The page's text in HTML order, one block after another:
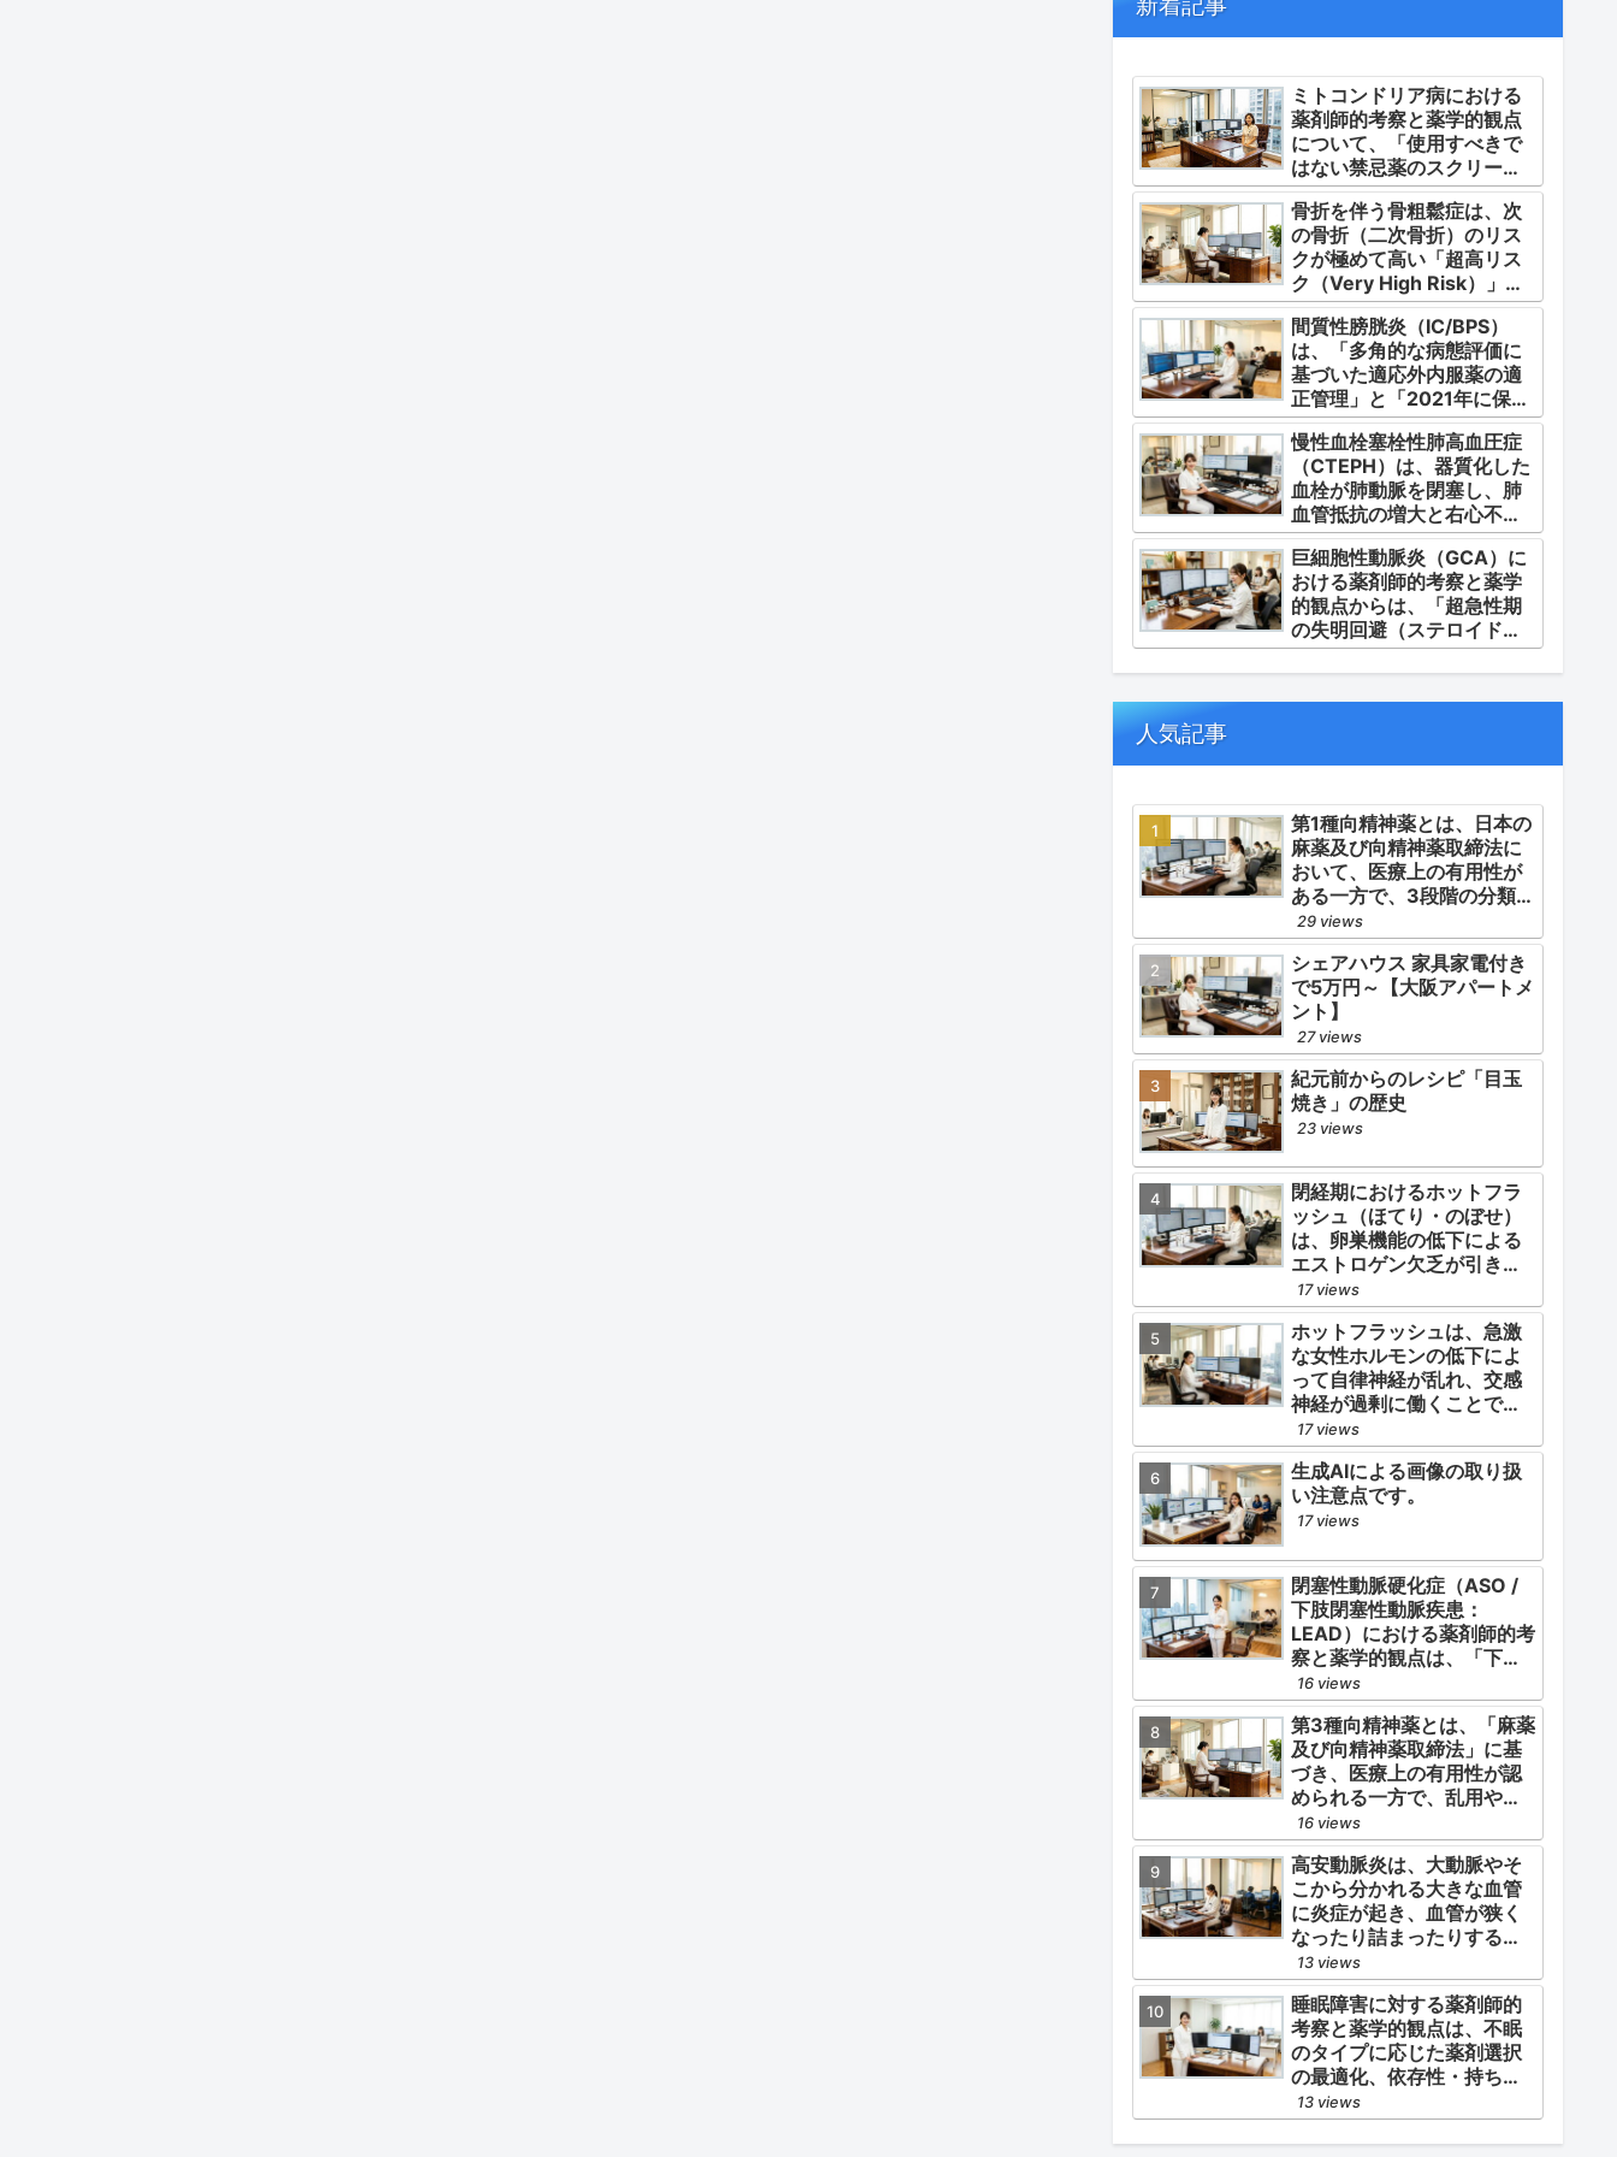
ミトコンドリア病における
薬剤師的考察と薬学的観点
について、「使用すべきで
はない禁忌薬のスクリーニ
ング」「対症療法・カクテ
ル療法の適正使用」「画期
的な新薬・DDSの動向」の
3つの軸から整理します。
骨折を伴う骨粗鬆症は、次
の骨折（二次骨折）のリス
クが極めて高い「超高リス
ク（Very High Risk）」な
状態です。
間質性膀胱炎（IC/BPS）
は、「多角的な病態評価に
基づいた適応外内服薬の適
正管理」と「2021年に保険
適用となった初の治療薬で
あるジメチルスルホキシド
（DMSO）の安全かつ確実
な調剤・運用」に集約され
ます。
慢性血栓塞栓性肺高血圧症
（CTEPH）は、器質化した
血栓が肺動脈を閉塞し、肺
血管抵抗の増大と右心不全
を引き起こす指定難病（第4
群肺高血圧症）です。
巨細胞性動脈炎（GCA）に
おける薬剤師的考察と薬学
的観点からは、「超急性期
の失明回避（ステロイドパ
ルス等の迅速な管理）」
「再燃防止とステロイドの
最小化（トシリズマブやウ
発症の予防的コントロー
的ケアの軸となります。
人気記事
第1種向精神薬とは、日本の
麻薬及び向精神薬取締法に
おいて、医療上の有用性が
ある一方で、3段階の分類
（第1種〜第3種）の中で最
も医療用としての濫用の危
険性が高く、有害作用が強
いとされる医薬品です。
29 views
シェアハウス 家具家電付き
で5万円～【大阪アパートメ
ント】
27 views
紀元前からのレシピ「目玉
焼き」の歴史
23 views
閉経期におけるホットフラ
ッシュ（ほてり・のぼせ）
は、卵巣機能の低下による
エストロゲン欠乏が引き金
となります。
17 views
ホットフラッシュは、急激
な女性ホルモンの低下によ
って自律神経が乱れ、交感
神経が過剰に働くことで起
こります。
17 views
生成AIによる画像の取り扱
い注意点です。
17 views
閉塞性動脈硬化症（ASO /
下肢閉塞性動脈疾患：
LEAD）における薬剤師的考
察と薬学的観点は、「下肢
症状（跛行・疼痛）の緩
和」と「全身性動脈硬化に
よる脳心血管イベント（脳
梗塞・心筋梗塞）の二次予
防」の2軸を同時に管理する
ことにあります。
16 views
第3種向精神薬とは、「麻薬
及び向精神薬取締法」に基
づき、医療上の有用性が認
められる一方で、乱用や依
存の危険性から厳重な管
理・規制が必要とされる薬
物のうち、第1種・第2種よ
りも比較的リスクが低いと
判断されて指定されている
医薬品の分類です。
16 views
高安動脈炎は、大動脈やそ
こから分かれる大きな血管
に炎症が起き、血管が狭く
なったり詰まったりする指
定難病です。
13 views
睡眠障害に対する薬剤師的
考察と薬学的観点は、不眠
のタイプに応じた薬剤選択
の最適化、依存性・持ち越
し効果などの副作用モニタ
リング、そして生活習慣
（睡眠衛生）の改善支援に
13 views